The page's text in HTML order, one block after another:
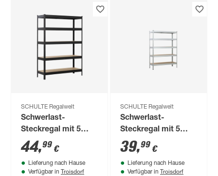
SCHULTE Regalwelt
Schwerlast-
Steckregal mit 5
Böden à 150 kg
Traglast, schwarz
180 x 120 x 40 cm
44,99 €
Lieferung nach Hause
Verfügbar in Troisdorf
SCHULTE Regalwelt
Schwerlast-
Steckregal mit 5
Böden à 150 kg
Traglast, verzinkt
180 x 120 x 40 cm
39,99 €
Lieferung nach Hause
Verfügbar in Troisdorf